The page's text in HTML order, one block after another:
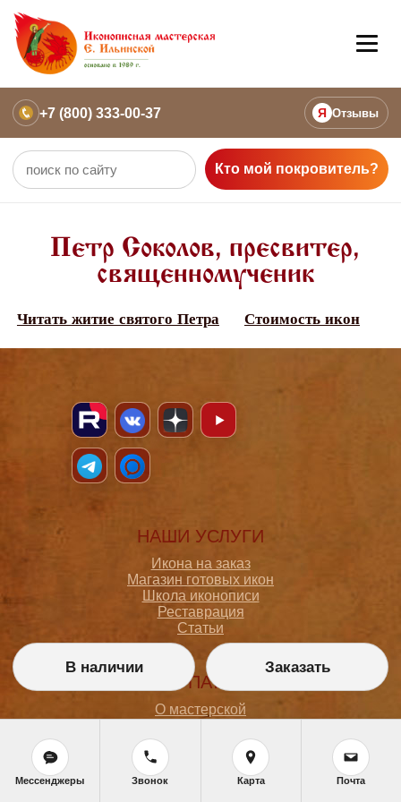
+7 (800) 333-00-37 Я Отзывы
Кто мой покровитель?
Петр Соколов, пресвитер,
священномученик
Читать житие святого Петра Стоимость икон
НАШИ УСЛУГИ
Икона на заказ
Магазин готовых икон
Школа иконописи
Реставрация
Статьи
ПОКУПАТЕЛЮ
О мастерской
Доставка и оплата
Политика конфиденциальности
Согласие на обработку персональных данных
Политика обработки персональных данных
В наличии Заказать
Мессенджеры Звонок Карта Почта